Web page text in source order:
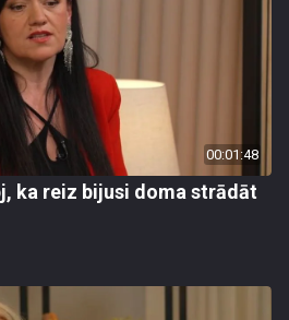
00:01:48
ka reiz bijusi doma strādāt